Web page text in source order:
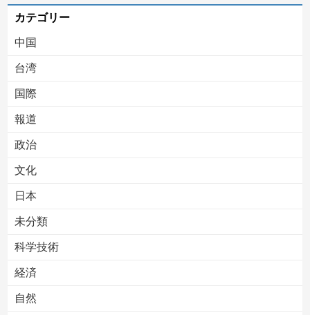
カテゴリー
中国
台湾
国際
報道
政治
文化
日本
未分類
科学技術
経済
自然